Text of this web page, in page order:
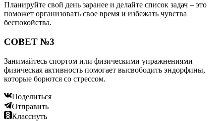
Планируйте свой день заранее и делайте список задач – это
поможет организовать свое время и избежать чувства
беспокойства.
СОВЕТ №3
Занимайтесь спортом или физическими упражнениями –
физическая активность помогает высвободить эндорфины,
которые борются со стрессом.
Поделиться
Отправить
Класснуть